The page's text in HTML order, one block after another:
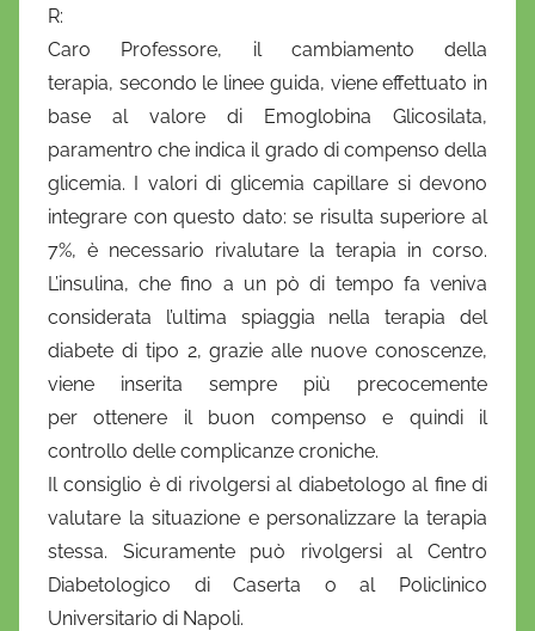
R:
Caro Professore, il cambiamento della
terapia, secondo le linee guida, viene effettuato in
base al valore di Emoglobina Glicosilata,
paramentro che indica il grado di compenso della
glicemia. I valori di glicemia capillare si devono
integrare con questo dato: se risulta superiore al
7%, è necessario rivalutare la terapia in corso.
L’insulina, che fino a un pò di tempo fa veniva
considerata l’ultima spiaggia nella terapia del
diabete di tipo 2, grazie alle nuove conoscenze,
viene inserita sempre più precocemente
per ottenere il buon compenso e quindi il
controllo delle complicanze croniche.
Il consiglio è di rivolgersi al diabetologo al fine di
valutare la situazione e personalizzare la terapia
stessa. Sicuramente può rivolgersi al Centro
Diabetologico di Caserta o al Policlinico
Universitario di Napoli.